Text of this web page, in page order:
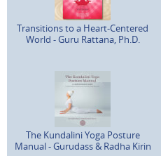
Transitions to a Heart-Centered
World - Guru Rattana, Ph.D.
The Kundalini Yoga Posture
Manual - Gurudass & Radha Kirin